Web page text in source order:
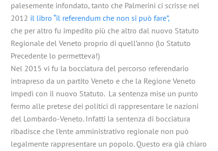
palesemente infondato, tanto che Palmerini ci scrisse nel
2012 il libro “il referendum che non si può fare”,
che per altro fu impedito più che altro dal nuovo Statuto
Regionale del Veneto proprio di quell’anno (lo Statuto
Precedente lo permetteva!)
Nel 2015 vi fu la bocciatura del percorso referendario
intrapreso da un partito Veneto e che la Regione Veneto
impedì con il nuovo Statuto. La sentenza mise un punto
fermo alle pretese dei politici di rappresentare le nazioni
del Lombardo-Veneto. Infatti la sentenza di bocciatura
ribadisce che l’ente amministrativo regionale non può
legalmente rappresentare un popolo. Questo era già chiaro